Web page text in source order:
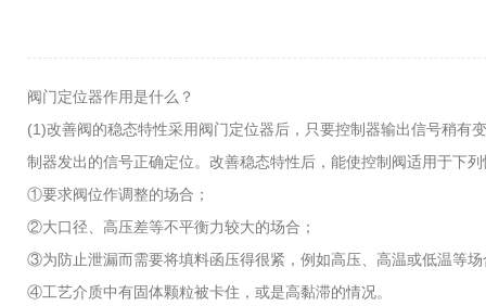
阀门定位器作用是什么？
(1)改善阀的稳态特性采用阀门定位器后，只要控制器输出信号稍有
制器发出的信号正确定位。改善稳态特性后，能使控制阀适用于下
①要求阀位作调整的场合；
②大口径、高压差等不平衡力较大的场合；
③为防止泄漏而需要将填料函压得很紧，例如高压、高温或低温等场
④工艺介质中有固体颗粒被卡住，或是高黏滞的情况。